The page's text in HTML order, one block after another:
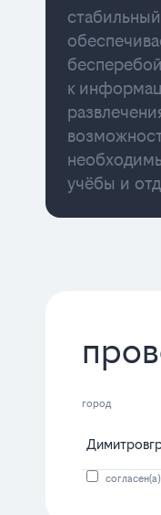
к
учёбы и
город